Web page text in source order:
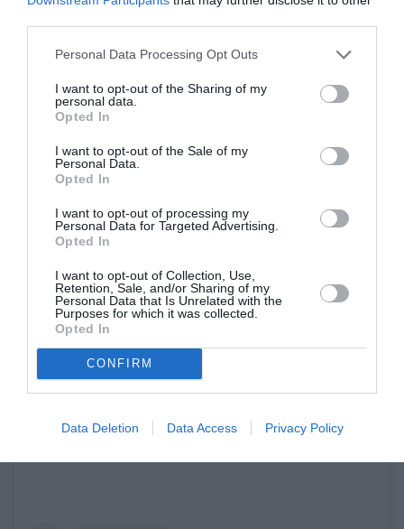
Personal Data Processing Opt Outs
I want to opt-out of the Sharing of my
personal data.
Opted In
I want to opt-out of the Sale of my
Personal Data.
Opted In
I want to opt-out of processing my
Personal Data for Targeted Advertising.
Opted In
I want to opt-out of Collection, Use,
Retention, Sale, and/or Sharing of my
Personal Data that Is Unrelated with the
Purposes for which it was collected.
Opted In
CONFIRM
Data Deletion Data Access Privacy Policy
εξαϋλώνεται και εξαφανίζεται. Προσπάθησα
ζωντάνια ηρεμία . Όχι σαν κάποιον που
προκαλεί οίκτο.
καθαρά συμβολικό: η
απουσία μαστού
από μόνη της
συναισθηματικές, θεατρικές χειρονομίες:
προτίμησα, απλά, να δείξω τη φυσιολογική
γλώσσα σώματος της Cecilie. Με αυτό τον
τρόπο, πιστεύω ότι το μήνυμα είναι πιο
δυνατό».
Δείτε μια σχετική ανάρτηση: